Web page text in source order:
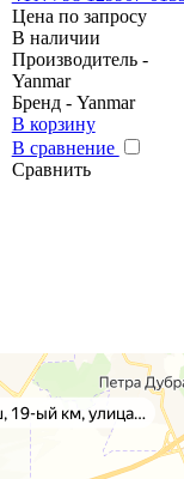
Цена по запросу
В наличии
Производитель -
Yanmar
Бренд - Yanmar
В корзину
В сравнение
Сравнить